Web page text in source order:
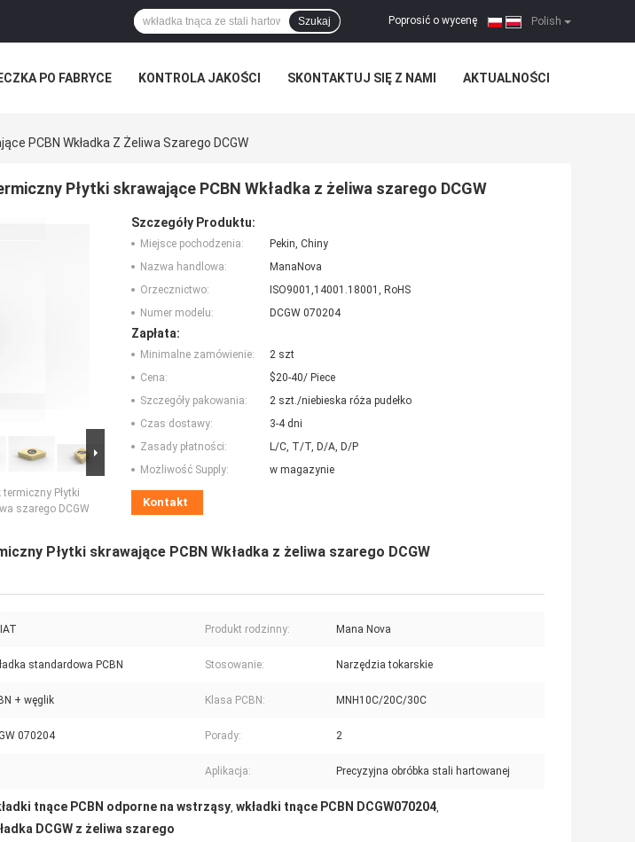
Polish
Poprosić o wycenę |
Szukaj
PO FABRYCE KONTROLA JAKOŚCI SKONTAKTUJ SIĘ Z NAMI AKTUALNOŚCI
PCBN Wkładka Z Żeliwa Szarego DCGW
Płytki skrawające PCBN Wkładka z żeliwa szarego DCGW
Płytki
szarego DCGW
Szczegóły Produktu:
Miejsce pochodzenia:
Pekin, Chiny
Nazwa handlowa:
ManaNova
Orzecznictwo:
ISO9001,14001.18001, RoHS
Numer modelu:
DCGW 070204
Zapłata:
Minimalne zamówienie:
2 szt
Cena:
$20-40/ Piece
Szczegóły pakowania:
2 szt./niebieska róża pudełko
Czas dostawy:
3-4 dni
Zasady płatności:
L/C, T/T, D/A, D/P
Możliwość Supply:
w magazynie
Kontakt
Płytki skrawające PCBN Wkładka z żeliwa szarego DCGW
Produkt rodzinny: Mana Nova
standardowa PCBN Stosowanie: Narzędzia tokarskie
+ węglik Klasa PCBN: MNH10C/20C/30C
070204 Porady: 2
Aplikacja: Precyzyjna obróbka stali hartowanej
tnące PCBN odporne na wstrząsy, wkładki tnące PCBN DCGW070204,
DCGW z żeliwa szarego